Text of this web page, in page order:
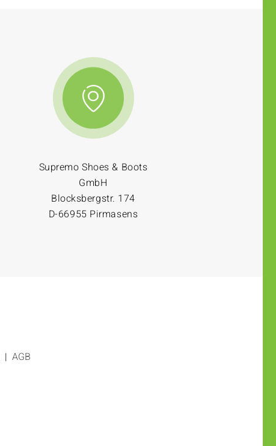
Supremo Shoes & Boots
GmbH
Blocksbergstr. 174
D-66955 Pirmasens
AGB